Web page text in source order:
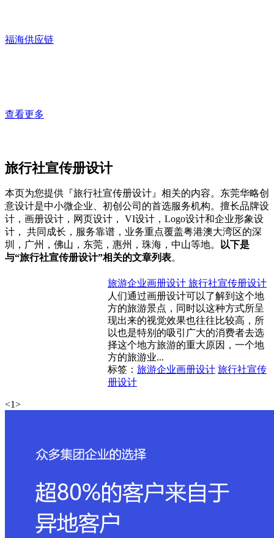
福海供应链
查看更多
旅行社宣传册设计
本页为您提供『旅行社宣传册设计』相关的内容。东莞华略创
意设计是中小微企业、初创公司的首选服务机构。擅长品牌设
计，画册设计，网页设计， VI设计，Logo设计和企业形象设
计， 共同成长，服务靠谱，业务重点覆盖粤港澳大湾区的深
圳，广州，佛山，东莞，惠州，珠海，中山等地。
以下是
与“旅行社宣传册设计”相关的文章列表。
旅游企业画册设计 旅行社宣传册设计
人们通过画册设计可以了解到这个地
方的旅游景点，同时以这种方式所呈
现出来的视觉效果也往往比较高，所
以也是特别的吸引广大的消费者去选
择这个地方旅游的重大原因，一个地
方的旅游业...
标签： 旅游企业画册设计 旅行社宣传
册设计
<1>